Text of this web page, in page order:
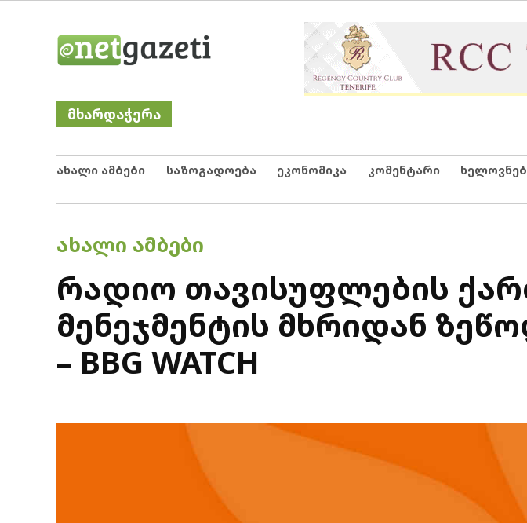
Netgazeti
მხარდაჭერა
ახალი ამბები საზოგადოება ეკონომიკა კომენტარი
POSTED
ᲐᲮᲐᲚᲘ ᲐᲛᲑᲔᲑᲘ
რადიო თავისუფლების
მენეჯმენტის მხრიდან
– BBG WATCH